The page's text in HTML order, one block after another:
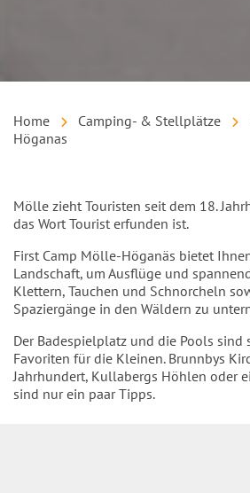
Home Camping- & Stellplätze
Höganas
Einleitung
Mölle zieht Touristen seit dem 18.
das Wort Tourist erfunden ist.
First Camp Mölle-Höganäs bietet
Landschaft, um Ausflüge und
Klettern, Tauchen und Schnorcheln
Spaziergänge in den Wäldern zu
Der Badespielplatz und die Pools
Favoriten für die Kleinen. Brunnbys
Jahrhundert, Kullabergs Höhlen oder
sind nur ein paar Tipps.